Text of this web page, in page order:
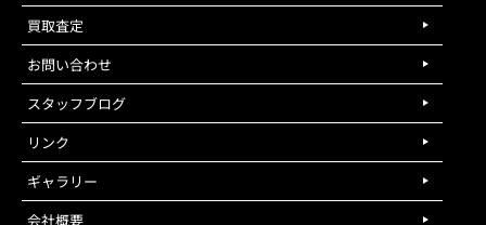
買取査定
お問い合わせ
スタッフブログ
リンク
ギャラリー
会社概要